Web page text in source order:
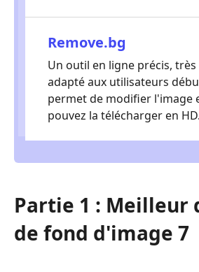
Remove.bg
Un outil en ligne précis,
adapté aux utilisateurs
permet de modifier l'image
pouvez la télécharger en HD.
Partie 1 : Meilleur
de fond d'image 7